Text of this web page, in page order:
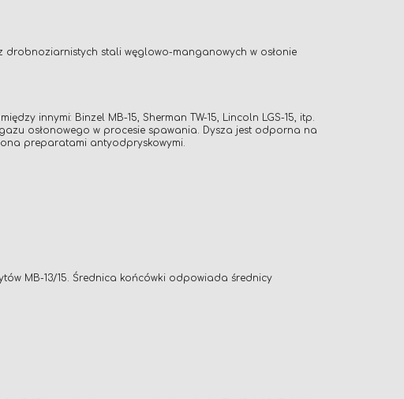
drobnoziarnistych stali węglowo-manganowych w osłonie
innymi: Binzel MB-15, Sherman TW-15, Lincoln LGS-15, itp.
osłonowego w procesie spawania. Dysza jest odporna na
preparatami antyodpryskowymi.
MB-13/15. Średnica końcówki odpowiada średnicy